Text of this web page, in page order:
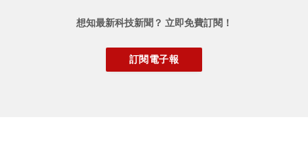
想知最新科技新聞？ 立即免費訂閱！